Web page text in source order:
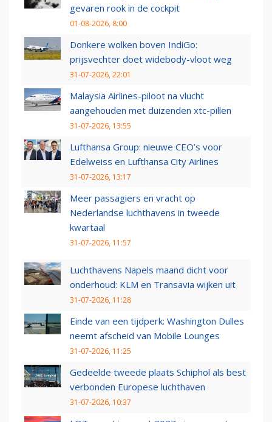
gevaren rook in de cockpit
01-08-2026, 8:00
Donkere wolken boven IndiGo:
prijsvechter doet widebody-vloot weg
31-07-2026, 22:01
Malaysia Airlines-piloot na vlucht
aangehouden met duizenden xtc-pillen
31-07-2026, 13:55
Lufthansa Group: nieuwe CEO’s voor
Edelweiss en Lufthansa City Airlines
31-07-2026, 13:17
Meer passagiers en vracht op
Nederlandse luchthavens in tweede
kwartaal
31-07-2026, 11:57
Luchthavens Napels maand dicht voor
onderhoud: KLM en Transavia wijken uit
31-07-2026, 11:28
Einde van een tijdperk: Washington Dulles
neemt afscheid van Mobile Lounges
31-07-2026, 11:25
Gedeelde tweede plaats Schiphol als best
verbonden Europese luchthaven
31-07-2026, 10:37